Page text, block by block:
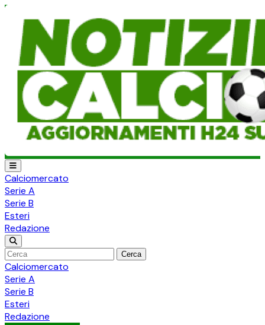
Calciomercato
Serie A
Serie B
Esteri
Redazione
Cerca
Calciomercato
Serie A
Serie B
Esteri
Redazione